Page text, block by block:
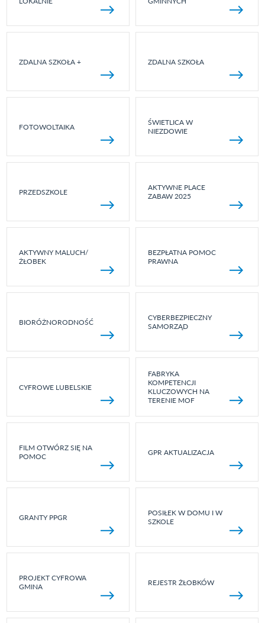
ZDALNA SZKOŁA + ZDALNA SZKOŁA
FOTOWOLTAIKA
ŚWIETLICA W
NIEZDOWIE
PRZEDSZKOLE
AKTYWNE PLACE
ZABAW 2025
AKTYWNY MALUCH/
ŻŁOBEK
BEZPŁATNA POMOC
PRAWNA
BIORÓŻNORODNOŚĆ
CYBERBEZPIECZNY
SAMORZĄD
CYFROWE LUBELSKIE
FABRYKA
KOMPETENCJI
KLUCZOWYCH NA
TERENIE MOF
FILM OTWÓRZ SIĘ NA
POMOC
GPR AKTUALIZACJA
GRANTY PPGR
POSIŁEK W DOMU I W
SZKOLE
PROJEKT CYFROWA
GMINA
REJESTR ŻŁOBKÓW